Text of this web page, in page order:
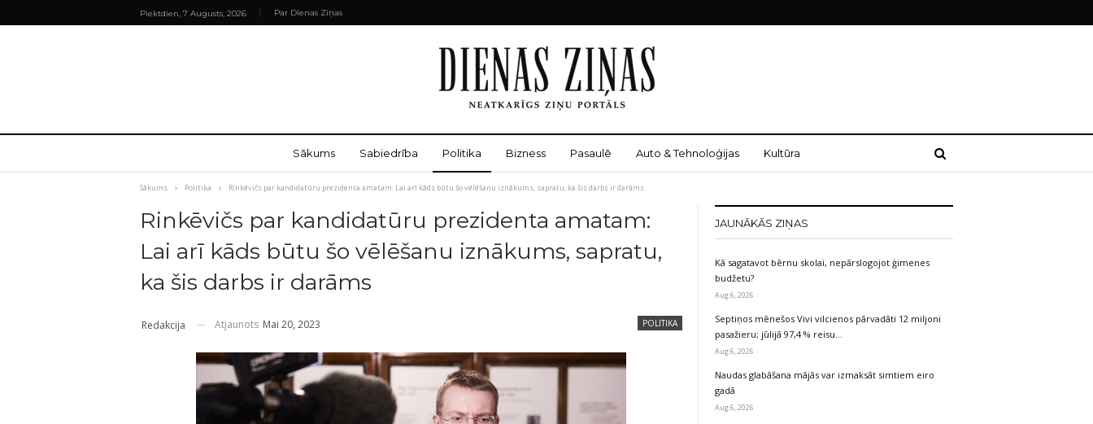
Piektdien, 7 Augusts, 2026 Par Dienas Ziņas
Sākums Sabiedrība Politika Bizness Pasaulē Auto & Tehnoloģijas Kultūra
Sākums Politika Rinkēvičs par kandidatūru prezidenta amatam: Lai arī kāds būtu šo vēlēšanu iznākums, sapratu, ka šis darbs ir darāms
Rinkēvičs par kandidatūru prezidenta amatam:
Lai arī kāds būtu šo vēlēšanu iznākums, sapratu,
ka šis darbs ir darāms
POLITIKA
Redakcija Atjaunots Mai 20, 2023
JAUNĀKĀS ZIŅAS
Kā sagatavot bērnu skolai, nepārslogojot ģimenes
budžetu?
Aug 6, 2026
Septiņos mēnešos Vivi vilcienos pārvadāti 12 miljoni
pasažieru; jūlijā 97,4 % reisu…
Aug 6, 2026
Naudas glabāšana mājās var izmaksāt simtiem eiro
gadā
Aug 6, 2026